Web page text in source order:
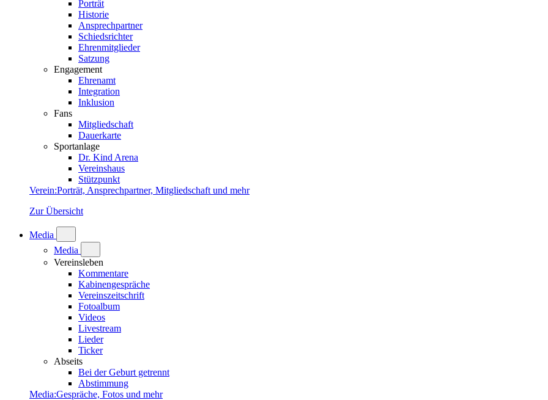
Porträt
Historie
Ansprechpartner
Schiedsrichter
Ehrenmitglieder
Satzung
Engagement
Ehrenamt
Integration
Inklusion
Fans
Mitgliedschaft
Dauerkarte
Sportanlage
Dr. Kind Arena
Vereinshaus
Stützpunkt
Verein:Porträt, Ansprechpartner, Mitgliedschaft und mehr
Zur Übersicht
Media
Media
Vereinsleben
Kommentare
Kabinengespräche
Vereinszeitschrift
Fotoalbum
Videos
Livestream
Lieder
Ticker
Abseits
Bei der Geburt getrennt
Abstimmung
Media:Gespräche, Fotos und mehr